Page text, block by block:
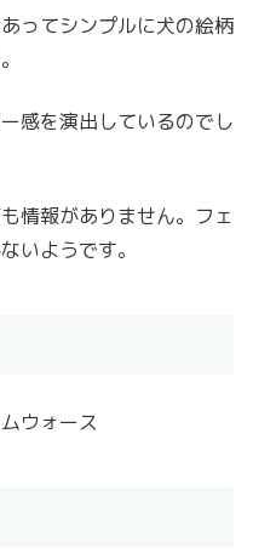
ってシンプルに犬の絵柄
感を演出しているのでし
情報がありません。フェ
いようです。
ウォース